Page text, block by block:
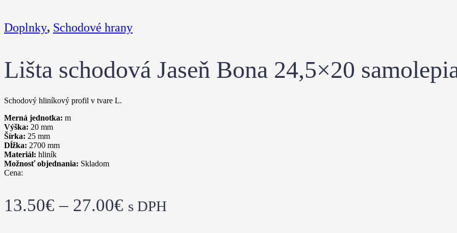
Doplnky, Schodové hrany
Lišta schodová Jaseň Bona 24,5×20
Schodový hliníkový profil v tvare L.
Merná jednotka: m
Výška: 20 mm
Šírka: 25 mm
Dĺžka: 2700 mm
Materiál: hliník
Možnosť objednania: Skladom
Cena:
13.50€ – 27.00€ s DPH